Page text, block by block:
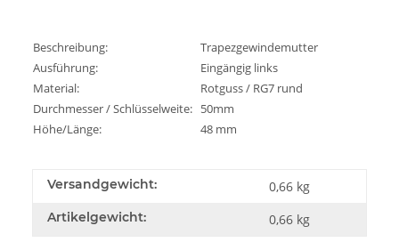
Beschreibung:
Trapezgewindemutter
Ausführung:
Eingängig links
Material:
Rotguss / RG7 rund
Durchmesser / Schlüsselweite: 50mm
Höhe/Länge:
48 mm
Versandgewicht: 0,66 kg
Artikelgewicht: 0,66 kg